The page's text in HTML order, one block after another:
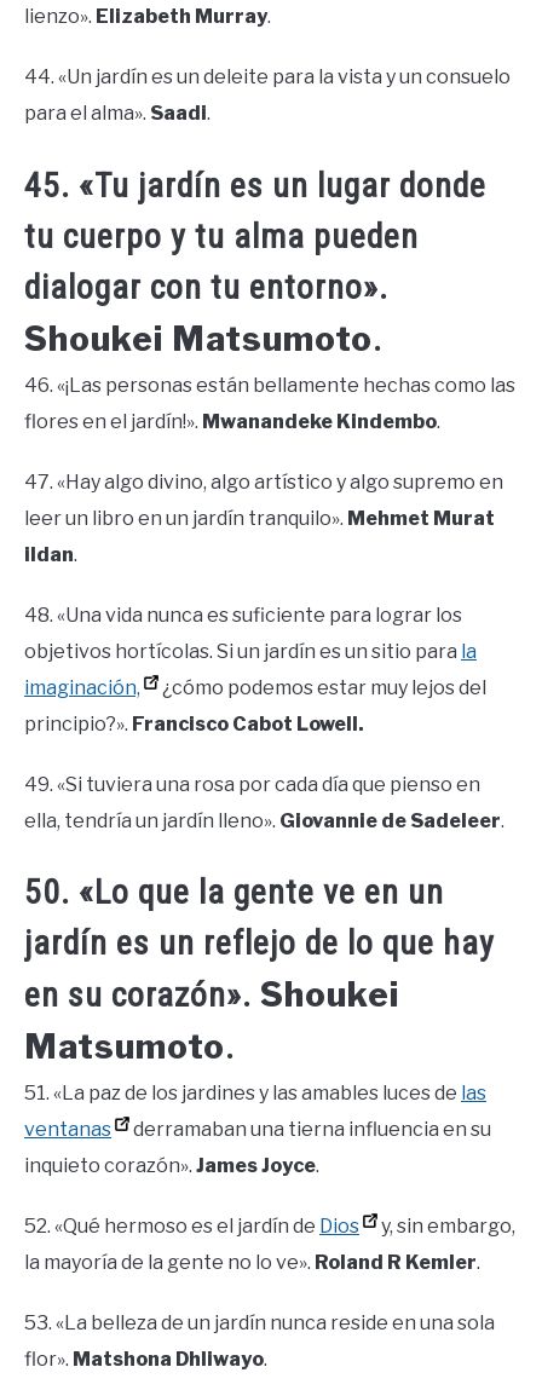
lienzo». Elizabeth Murray.
44. «Un jardín es un deleite para la vista y un consuelo
para el alma». Saadi.
45. «Tu jardín es un lugar donde
tu cuerpo y tu alma pueden
dialogar con tu entorno».
Shoukei Matsumoto.
46. «¡Las personas están bellamente hechas como las
flores en el jardín!». Mwanandeke Kindembo.
47. «Hay algo divino, algo artístico y algo supremo en
leer un libro en un jardín tranquilo». Mehmet Murat
ildan.
48. «Una vida nunca es suficiente para lograr los
objetivos hortícolas. Si un jardín es un sitio para la
imaginación,
¿cómo podemos estar muy lejos del
principio?». Francisco Cabot Lowell.
49. «Si tuviera una rosa por cada día que pienso en
ella, tendría un jardín lleno». Giovannie de Sadeleer.
50. «Lo que la gente ve en un
jardín es un reflejo de lo que hay
en su corazón». Shoukei
Matsumoto.
51. «La paz de los jardines y las amables luces de las
ventanas
derramaban una tierna influencia en su
inquieto corazón». James Joyce.
52. «Qué hermoso es el jardín de Dios
y, sin embargo,
la mayoría de la gente no lo ve». Roland R Kemler.
53. «La belleza de un jardín nunca reside en una sola
flor». Matshona Dhliwayo.